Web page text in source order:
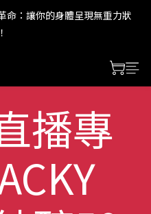
命：讓你的身體呈現無重力狀
命：讓你的身體呈現無重力狀
命：讓你的身體呈現無重力狀
播專